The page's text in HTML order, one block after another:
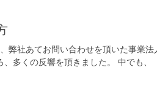
弊社あてお問い合わせを頂いた事業
、多くの反響を頂きました。 中でも